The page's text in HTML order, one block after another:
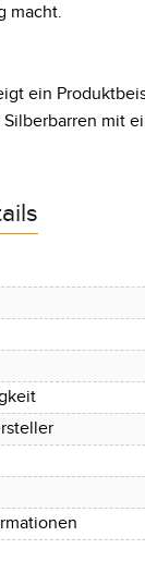
macht.
ein
mit